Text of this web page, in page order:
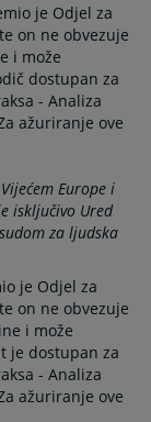
je Odjel za
on ne obvezuje
i može
dostupan za
- Analiza
ažuriranje ove
Europe i
isključivo Ured
za ljudska
je Odjel za
on ne obvezuje
i može
je dostupan za
- Analiza
ažuriranje ove